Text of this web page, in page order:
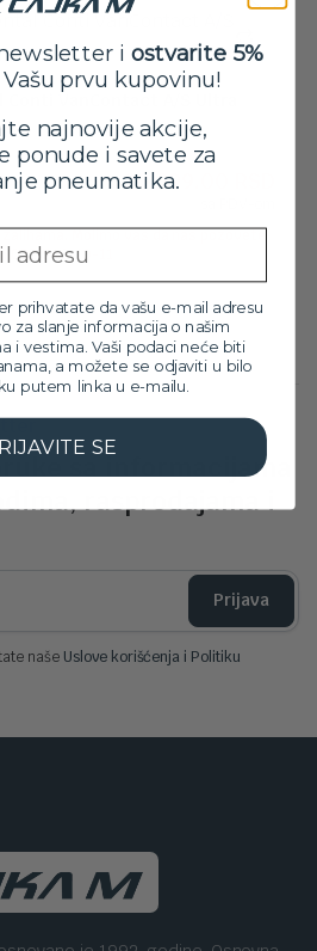
Conti VanContact A/S Ultra
22,499.00
20,299.00
Molimo vas da nas pozovete
032/546-10-11
sa informacijama
rasprodajama i
Prijava
naše Uslove korišćenja i Politiku
i ostvarite 5%
prvu kupovinu!
najnovije akcije,
ponude i savete za
pneumatika.
prihvatate da vašu e-mail adresu
za slanje informacija o našim
i vestima. Vaši podaci neće biti
a možete se odjaviti u bilo
putem linka u e-mailu.
SE